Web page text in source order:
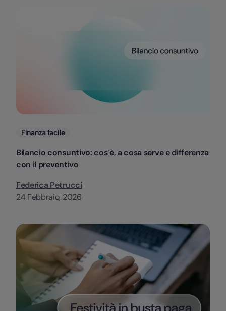
Categorie
Finanza facile
Bilancio consuntivo: cos’è, a cosa serve e differenza
con il preventivo
Federica Petrucci
24 Febbraio, 2026